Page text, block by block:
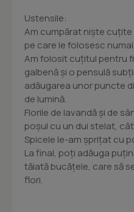
Ustensile:
Am cumpărat niște
pe care le folosesc
Am folosit cuțitul pentru
galbenă și o pensulă
adăugarea unor puncte
de lumină.
Florile de lavandă și de
poșul cu un dui stelat,
Spicele le-am șprițat cu
La final, poți adăuga
tăiată bucățele, care să
flori.